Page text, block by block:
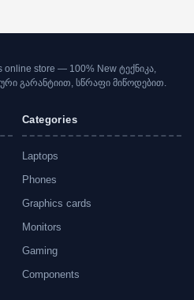
online store — 100% New ტექნიკა,
გარანტიით, სწრაფი მიწოდებით.
Categories
Laptops
Phones
Graphics cards
Monitors
Gaming
Components